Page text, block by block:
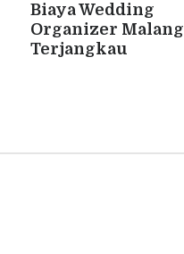
Biaya Wedding
Organizer Malang
Terjangkau